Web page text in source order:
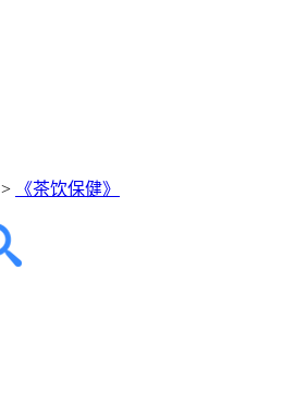
> 《茶饮保健》